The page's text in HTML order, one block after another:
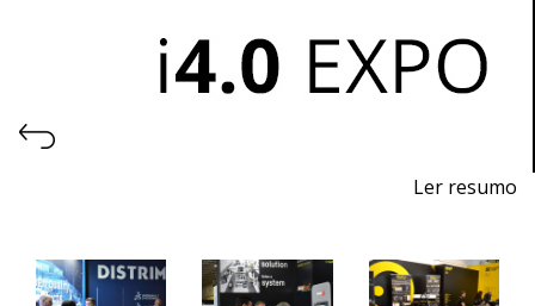
Ler resumo
Del 13 al 15 de noviembre de 2025 - EXPOSALÃO,
Batalha